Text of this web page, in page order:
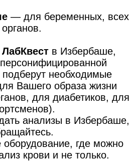
— для беременных, всех
органов.
в Избербаше,
необходимые
Вашего образа жизни
для диабетиков, для
анализы в Избербаше,
оборудование, где можно
крови и не только.